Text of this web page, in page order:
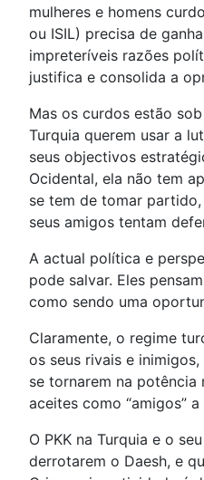
mulheres e homens
ou ISIL) precisa de
impreteríveis razões
justifica e consolida a
Mas os curdos estão
Turquia querem usar a
seus objectivos
Ocidental, ela não tem
se tem de tomar
seus amigos tentam
A actual política e
pode salvar. Eles
como sendo uma
Claramente, o regime
os seus rivais e
se tornarem na potência
aceites como “amigos”
O PKK na Turquia e o
derrotarem o Daesh, e